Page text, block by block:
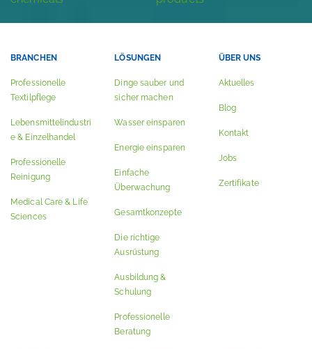
BRANCHEN
Professionelle
Textilpflege
Lebensmittelindustri
e & Einzelhandel
Professionelle
Reinigung
Medical Care & Life
Sciences
LÖSUNGEN
Dinge sauber und
sicher machen
Wasser einsparen
Energie einsparen
Einfache
Überwachung
Gesamtkonzepte
Die richtige
Ausrüstung
Ausbildung &
Schulung
Professionelle
Beratung
ÜBER UNS
Aktuelles
Blog
Kontakt
Jobs
Zertifikate